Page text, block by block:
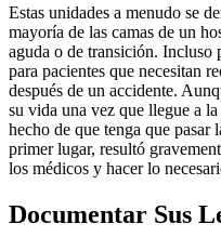
Estas unidades a menudo se
mayoría de las camas de un
aguda o de transición. Incluso
para pacientes que necesitan
después de un accidente.
su vida una vez que llegue a
hecho de que tenga que pasar
primer lugar, resultó
los médicos y hacer lo
Documentar Sus